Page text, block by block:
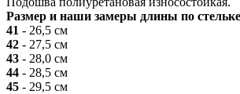
Размер и наши замеры длины по
41 - 26,5 см
42 - 27,5 см
43 - 28,0 см
44 - 28,5 см
45 - 29,5 см